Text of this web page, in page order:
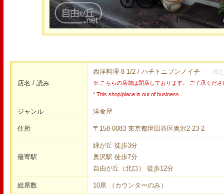
店名 / 読み
西洋料理 8 1/2 / ハチトニブンノイチ （8
※ こちらの店舗は閉店しております。 ご了承くださ
* This shop/place is out of business.
ジャンル 洋食屋
住所 〒158-0083 東京都世田谷区奥沢2-23-2
最寄駅
緑が丘 徒歩3分
奥沢駅 徒歩7分
自由が丘（北口） 徒歩12分
総席数 10席 （カウンターのみ）